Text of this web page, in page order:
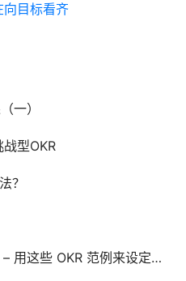
向目标看齐
一）
型OKR
？
范例来设定你的销售团队目标